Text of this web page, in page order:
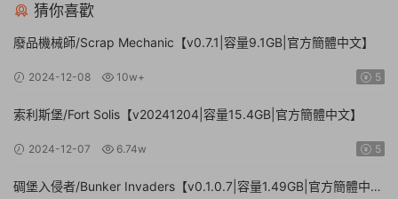
猜你喜歡
廢品機械師/Scrap Mechanic【v0.7.1|容量9.1GB|官方簡體中文】
2024-12-08 10w+ 5
索利斯堡/Fort Solis【v20241204|容量15.4GB|官方簡體中文】
2024-12-07 6.74w 5
碉堡入侵者/Bunker Invaders【v0.1.0.7|容量1.49GB|官方簡體中